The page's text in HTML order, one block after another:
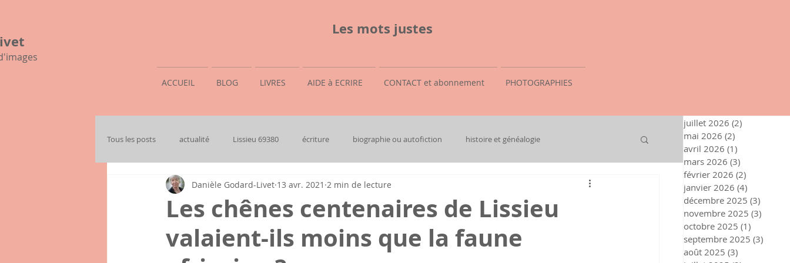
Les mots justes
ACCUEIL BLOG LIVRES AIDE à ECRIRE CONTACT et abonnement PHOTOGRAPHIES
Tous les posts actualité Lissieu 69380 écriture biographie ou autofiction histoire et généalogie
mon histoire familiale
Les chênes centenaires de Lissieu
valaient-ils moins que la faune
Danièle Godard-Livet 13 avr. 2021 2 min de lecture
juillet 2026 (2)
mai 2026 (2)
avril 2026 (1)
mars 2026 (3)
février 2026 (2)
janvier 2026 (4)
décembre 2025 (3)
novembre 2025 (3)
octobre 2025 (1)
septembre 2025 (3)
août 2025 (3)